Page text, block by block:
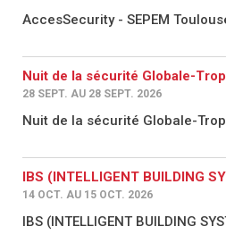
AccesSecurity - SEPEM
Nuit de la sécurité Globale-
28 SEPT. AU 28 SEPT. 2026
Nuit de la sécurité Globale-
IBS (INTELLIGENT BUILDING
14 OCT. AU 15 OCT. 2026
IBS (INTELLIGENT BUILDING